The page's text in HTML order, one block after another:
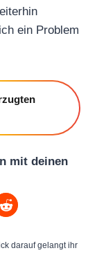
ein Problem
mit deinen
darauf gelangt ihr